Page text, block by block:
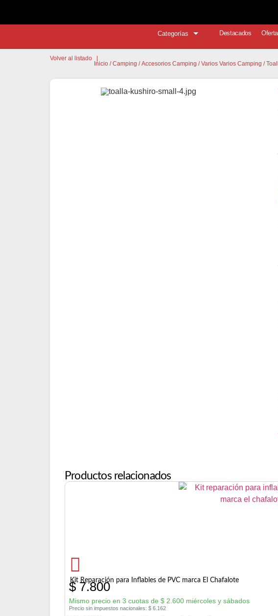
Categorías Destacados
Volver al listado
Inicio /Camping /Accesorios Camping /Varios Varios Camping /
Productos relacionados
Kit Reparación para Inflables de PVC marca El Chafalote
$7.800
Mismo precio en 3 cuotas de $ 2.600 miércoles y sábados
Precio sin impuestos nacionales: $ 6.162
🚚 ¡Envío